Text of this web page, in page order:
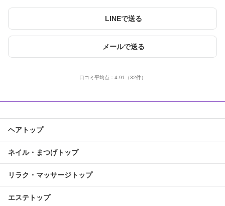
LINEで送る
メールで送る
口コミ平均点： 4.91 （32件）
ヘアトップ
ネイル・まつげトップ
リラク・マッサージトップ
エステトップ